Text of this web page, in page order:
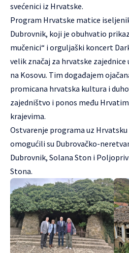
svećenici iz Hrvatske.
Program Hrvatske matice
Dubrovnik, koji je obuhvatio
mučenici“ i orguljaški koncert
velik značaj za hrvatske zajednice
na Kosovu. Tim događajem
promicana hrvatska kultura i
zajedništvo i ponos među
krajevima.
Ostvarenje programa uz
omogućili su Dubrovačko-
Dubrovnik, Solana Ston i
Stona.